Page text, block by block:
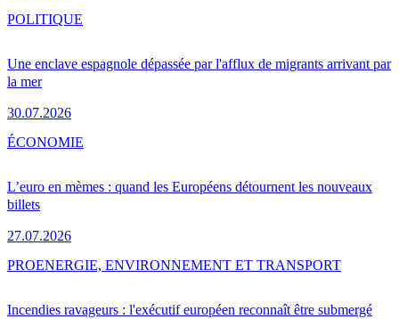
Une enclave espagnole dépassée par l'afflux de migrants arrivant par
la mer
30.07.2026
POLITIQUE
L’euro en mèmes : quand les Européens détournent les nouveaux
billets
27.07.2026
ÉCONOMIE
Incendies ravageurs : l'exécutif européen reconnaît être submergé
PROENERGIE, ENVIRONNEMENT ET TRANSPORT